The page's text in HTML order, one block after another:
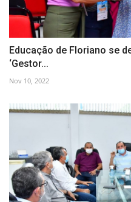
Educação de Floriano se
‘Gestor...
Nov 10, 2022